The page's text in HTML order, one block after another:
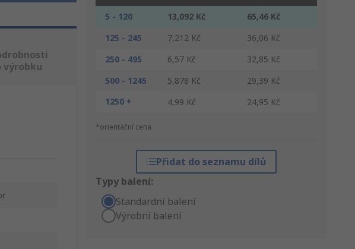
5 - 120 13,092 Kč
65,46 Kč
125 - 245
7,212 Kč
36,06 Kč
250 - 495
6,57 Kč
32,85 Kč
500 - 1245
5,878 Kč
29,39 Kč
1250 +
4,99 Kč 24,95 Kč
*orientační cena
Přidat do seznamu dílů
Typy balení:
Standardní balení
Výrobní balení
výrobku